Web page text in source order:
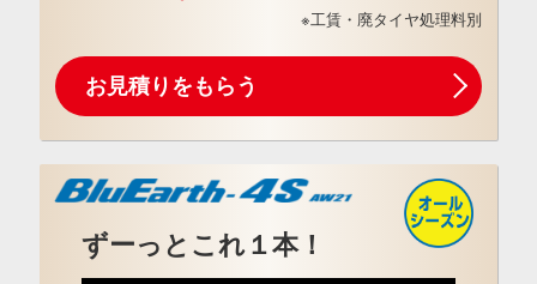
※工賃・廃タイヤ処理料別
お見積りをもらう
ずーっとこれ１本！